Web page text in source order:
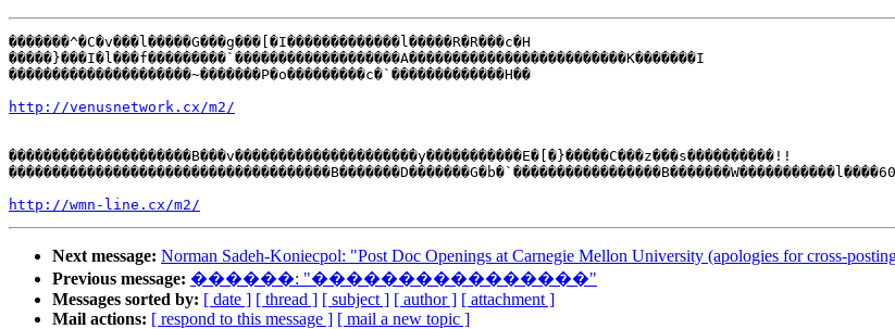
�������^�C�v���l�����G���g���[�I�������������l�����R�R���c�H
�����}���I�l���f���������`�������������������A�������������������������K�������I
���������������������~�������P�o���������c�`�������������H��
http://venusnetwork.cx/m2/
���������������������B���v���������������������y�����������E�[�}�����C���z���s����������!!
http://wmn-line.cx/m2/
Next message: Norman Sadeh-Koniecpol: "Post Doc Openings at Carnegie Mellon University (apologies for cross-
Previous message: ������: "����������������"
Messages sorted by: [ date ] [ thread ] [ subject ] [ author ] [ attachment ]
Mail actions: [ respond to this message ] [ mail a new topic ]